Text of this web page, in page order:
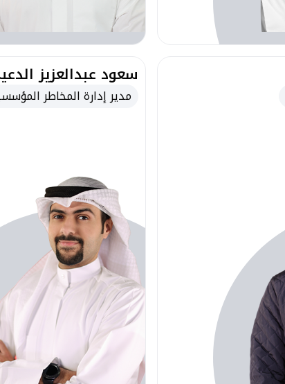
سعود عبدالعزيز
مدير إدارة المخاطر